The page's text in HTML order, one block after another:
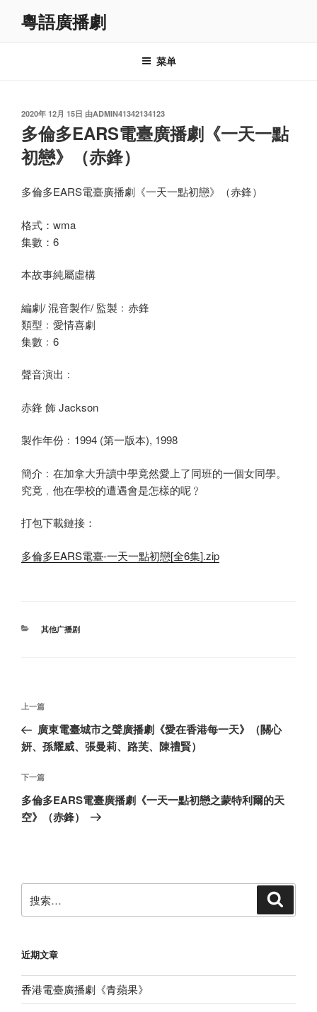
粵語廣播劇
菜单
发
布
于
2020年 12月 15日 由ADMIN41342134123
多倫多EARS電臺廣播劇《一天一點
初戀》（赤鋒）
多倫多EARS電臺廣播劇《一天一點初戀》（赤鋒）
格式：wma
集數：6
本故事純屬虛構
編劇/ 混音製作/ 監製﹕赤鋒
類型﹕愛情喜劇
集數﹕6
聲音演出﹕
赤鋒 飾 Jackson
製作年份﹕1994 (第一版本), 1998
簡介﹕在加拿大升讀中學竟然愛上了同班的一個女同學。
究竟﹐他在學校的遭遇會是怎樣的呢﹖
打包下載鏈接：
多倫多EARS電臺-一天一點初戀[全6集].zip
分
其他广播剧
文
导
航
上
一
篇
章
上一篇
廣東電臺城市之聲廣播劇《愛在香港每一天》（關心
妍、孫耀威、張曼莉、路芙、陳禮賢）
下
一
篇
下一篇
多倫多EARS電臺廣播劇《一天一點初戀之蒙特利爾的天
空》（赤鋒）
索：
近期文章
香港電臺廣播劇《青蘋果》